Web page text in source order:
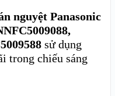
nguyệt Panasonic
sử dụng
trong chiếu sáng